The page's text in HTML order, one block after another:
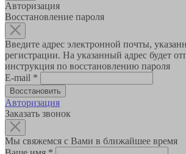
Авторизация
Восстановление пароля
Введите адрес электронной почты,
регистрации. На указанный адрес будет
инструкция по восстановлению пароля
E-mail *
Авторизация
Заказать звонок
Мы свяжемся с Вами в ближайшее время